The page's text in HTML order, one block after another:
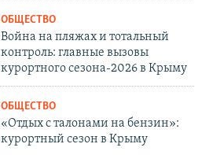
ОБЩЕСТВО
Война на пляжах и тотальный
контроль: главные вызовы
курортного сезона-2026 в Крыму
ОБЩЕСТВО
«Отдых с талонами на бензин»:
курортный сезон в Крыму